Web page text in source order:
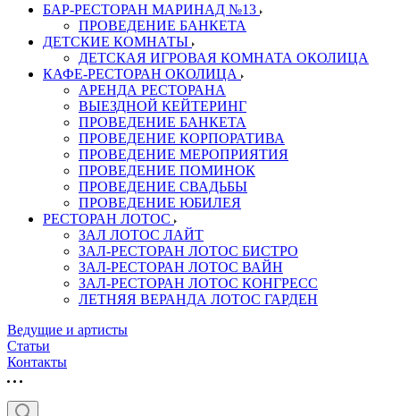
БАР-РЕСТОРАН МАРИНАД №13
ПРОВЕДЕНИЕ БАНКЕТА
ДЕТСКИЕ КОМНАТЫ
ДЕТСКАЯ ИГРОВАЯ КОМНАТА ОКОЛИЦА
КАФЕ-РЕСТОРАН ОКОЛИЦА
АРЕНДА РЕСТОРАНА
ВЫЕЗДНОЙ КЕЙТЕРИНГ
ПРОВЕДЕНИЕ БАНКЕТА
ПРОВЕДЕНИЕ КОРПОРАТИВА
ПРОВЕДЕНИЕ МЕРОПРИЯТИЯ
ПРОВЕДЕНИЕ ПОМИНОК
ПРОВЕДЕНИЕ СВАДЬБЫ
ПРОВЕДЕНИЕ ЮБИЛЕЯ
РЕСТОРАН ЛОТОС
ЗАЛ ЛОТОС ЛАЙТ
ЗАЛ-РЕСТОРАН ЛОТОС БИСТРО
ЗАЛ-РЕСТОРАН ЛОТОС ВАЙН
ЗАЛ-РЕСТОРАН ЛОТОС КОНГРЕСС
ЛЕТНЯЯ ВЕРАНДА ЛОТОС ГАРДЕН
Ведущие и артисты
Статьи
Контакты